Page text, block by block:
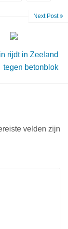
Next Post
rijdt in Zeeland
tegen betonblok
velden zijn